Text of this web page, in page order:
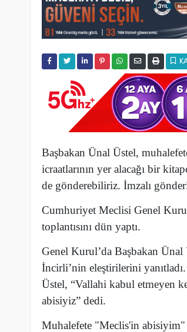
Başbakan Ünal Üstel,
icraatlarının yer alacağı bir
de gönderebiliriz. İmzalı
Cumhuriyet Meclisi Genel
toplantısını dün yaptı.
Genel Kurul’da Başbakan Ünal
İncirli’nin eleştirilerini
Üstel, “Vallahi kabul etmeyen
abisiyiz” dedi.
Muhalefete "Meclis'in abisiyim"